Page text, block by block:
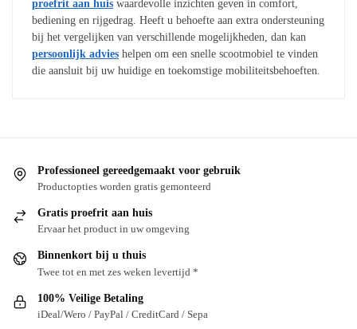
proefrit aan huis waardevolle inzichten geven in comfort,
bediening en rijgedrag. Heeft u behoefte aan extra ondersteuning
bij het vergelijken van verschillende mogelijkheden, dan kan
persoonlijk advies helpen om een snelle scootmobiel te vinden
die aansluit bij uw huidige en toekomstige mobiliteitsbehoeften.
Professioneel gereedgemaakt voor gebruik
Productopties worden gratis gemonteerd
Gratis proefrit aan huis
Ervaar het product in uw omgeving
Binnenkort bij u thuis
Twee tot en met zes weken levertijd *
100% Veilige Betaling
iDeal/Wero / PayPal / CreditCard / Sepa